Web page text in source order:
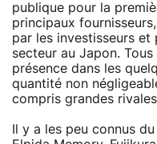
publique pour la
principaux
par les investisseurs et
secteur au Japon.
présence dans les
quantité non
compris grandes
Il y a les peu connus